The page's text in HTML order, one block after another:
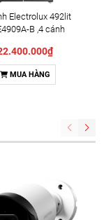
Electrolux 492lit
B ,4 cánh
MUA HÀNG